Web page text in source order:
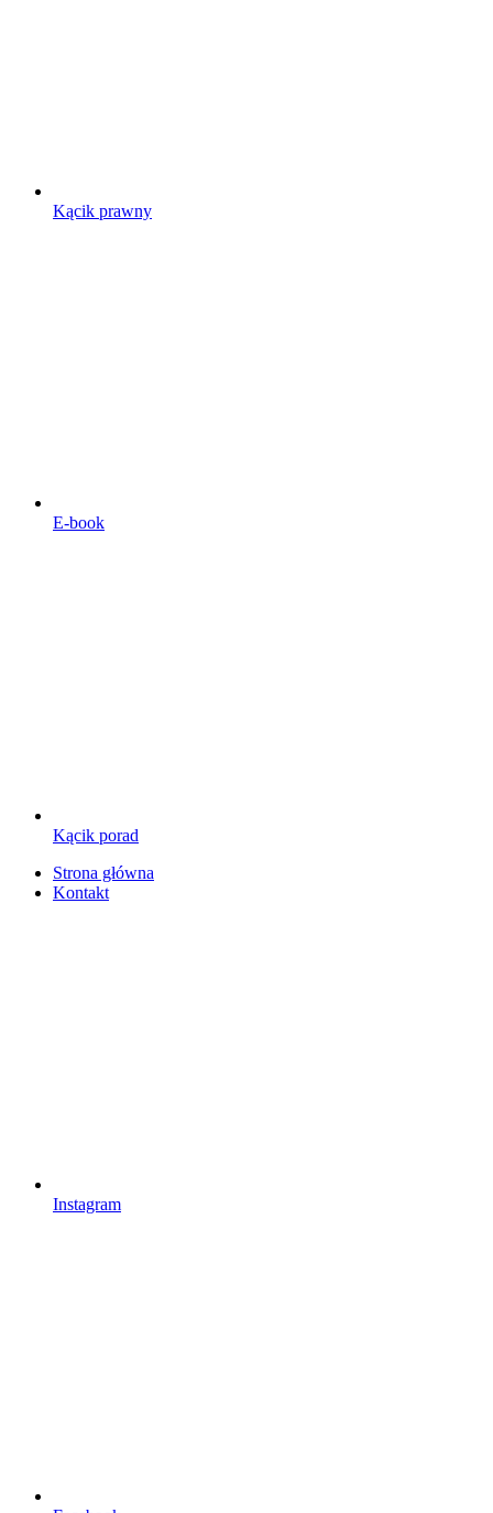
Kącik prawny
E-book
Kącik porad
Strona główna
Kontakt
Instagram